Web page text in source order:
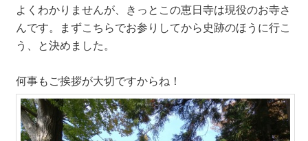
よくわかりませんが、きっとこの恵日寺は現役のお寺さ
んです。まずこちらでお参りしてから史跡のほうに行こ
う、と決めました。
何事もご挨拶が大切ですからね！